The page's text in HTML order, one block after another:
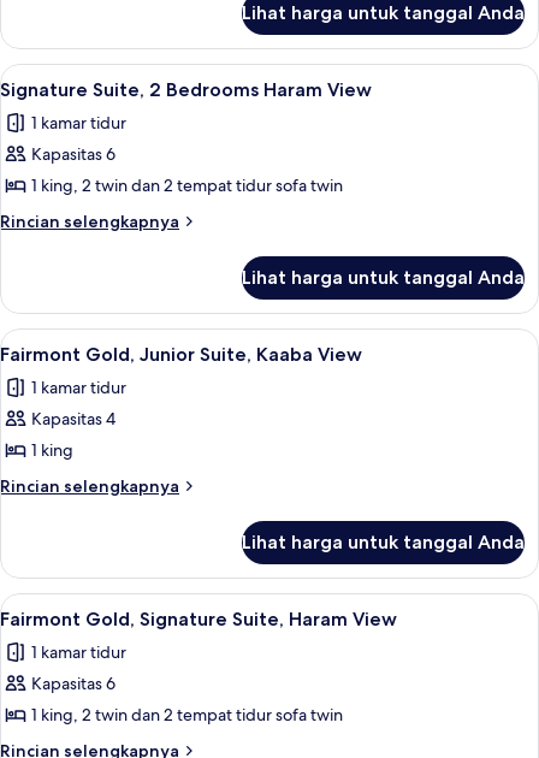
pemandangan
kota
Studio,
Tempat
Tidur
Twin,
pemandangan
Lihat harga untuk tanggal Anda
Lihat
semua
foto
untuk
Signature
Suite,
Haram
View
Seprai antialergi, tempat tidur
16
Signature Suite, 2 Bedrooms Haram View
1 kamar tidur
Kapasitas 6
1 king, 2 twin dan 2 tempat tidur sofa twin
Rincian selengkapnya
Rincian
Signature
Suite,
2
Haram
View
Lihat harga untuk tanggal Anda
Lihat
semua
foto
untuk
Fairmont
Gold,
Kaaba
View
Seprai antialergi, tempat tidur
14
Fairmont Gold, Junior Suite, Kaaba View
1 kamar tidur
Kapasitas 4
1 king
Rincian selengkapnya
Rincian
Fairmont
Gold,
Junior
Kaaba
View
Lihat harga untuk tanggal Anda
Lihat
semua
foto
untuk
Fairmont
Gold,
Seprai antialergi, tempat tidur
20
Fairmont Gold, Signature Suite, Haram View
1 kamar tidur
Kapasitas 6
1 king, 2 twin dan 2 tempat tidur sofa twin
Rincian selengkapnya
Rincian